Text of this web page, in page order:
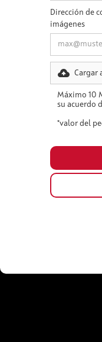
Dirección de
imágenes
Cargar
Máximo 10
su acuerdo
*valor del